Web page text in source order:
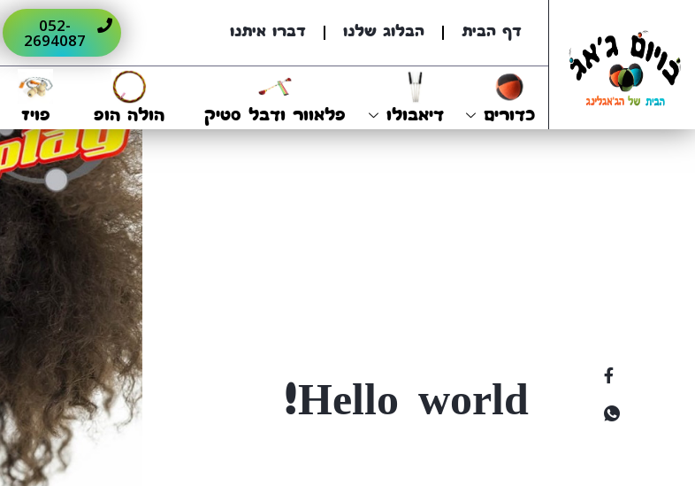
דף הבית הבלוג שלנו דברו איתנו 052-
2694087
כדורים דיאבולו פלאוור ודבל סטיק הולה הופ פויז
Hello world!